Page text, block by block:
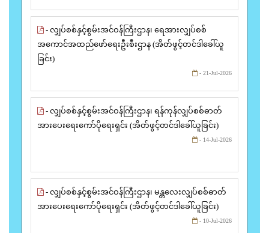
- လျှပ်စစ်နှင့်စွမ်းအင်ဝန်ကြီးဌာန၊ ရေအားလျှပ်စစ်
အကောင်အထည်ဖော်ရေးဦးစီးဌာန (အိတ်ဖွင့်တင်ဒါခေါ်ယူ
ခြင်း)
- 21-Jul-2026
- လျှပ်စစ်နှင့်စွမ်းအင်ဝန်ကြီးဌာန၊ ရန်ကုန်လျှပ်စစ်ဓာတ်
အားပေးရေးကော်ပိုရေးရှင်း (အိတ်ဖွင့်တင်ဒါခေါ်ယူခြင်း)
- 14-Jul-2026
- လျှပ်စစ်နှင့်စွမ်းအင်ဝန်ကြီးဌာန၊ မန္တလေးလျှပ်စစ်ဓာတ်
အားပေးရေးကော်ပိုရေးရှင်း (အိတ်ဖွင့်တင်ဒါခေါ်ယူခြင်း)
- 10-Jul-2026